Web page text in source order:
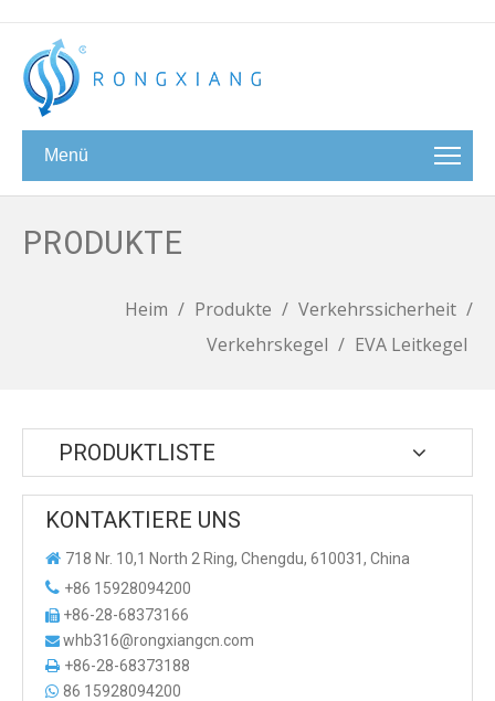
Menü
PRODUKTE
Heim / Produkte / Verkehrssicherheit /
Verkehrskegel / EVA Leitkegel
PRODUKTLISTE
KONTAKTIERE UNS
 718 Nr. 10,1 North 2 Ring, Chengdu, 610031, China
 +86 15928094200
 +86-28-68373166
 whb316@rongxiangcn.com
 +86-28-68373188
 86 15928094200